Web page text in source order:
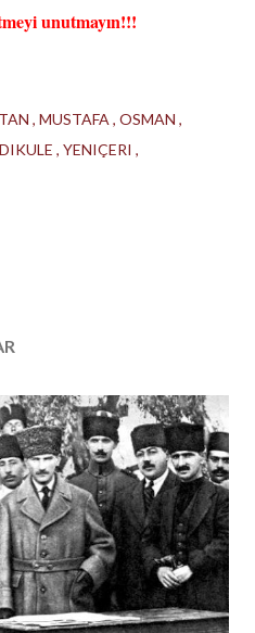
unutmayın!!!
MUSTAFA OSMAN
YENIÇERI